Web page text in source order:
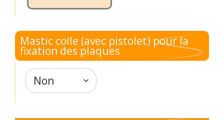
Mastic colle (avec pistolet) pour la
fixation des plaques